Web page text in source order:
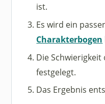
ist.
Es wird ein
Charakterbogen
Die
festgelegt.
Das Ergebnis